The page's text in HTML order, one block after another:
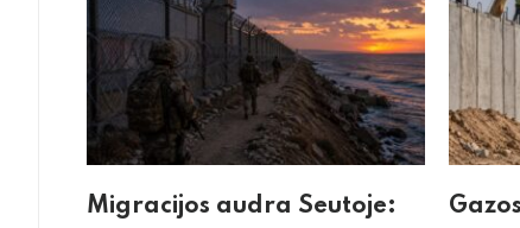
Migracijos audra Seutoje: